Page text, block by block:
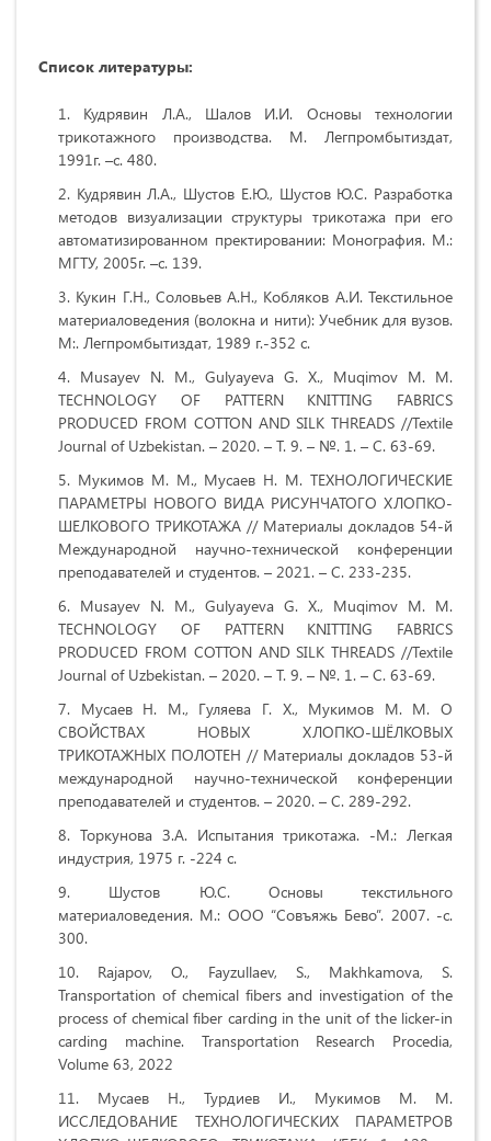
Список литературы:
Кудрявин Л.А., Шалов И.И. Основы технологии
трикотажного производства. М. Легпромбытиздат,
1991г. –с. 480.
Кудрявин Л.А., Шустов Е.Ю., Шустов Ю.С. Разработка
методов визуализации структуры трикотажа при его
автоматизированном пректировании: Монография. М.:
МГТУ, 2005г. –с. 139.
Кукин Г.Н., Соловьев А.Н., Кобляков А.И. Текстильное
материаловедения (волокна и нити): Учебник для вузов.
М:. Легпромбытиздат, 1989 г.-352 с.
Musayev N. M., Gulyayeva G. X., Muqimov M. M.
TECHNOLOGY OF PATTERN KNITTING FABRICS
PRODUCED FROM COTTON AND SILK THREADS //Textile
Journal of Uzbekistan. – 2020. – Т. 9. – №. 1. – С. 63-69.
Мукимов М. М., Мусаев Н. М. ТЕХНОЛОГИЧЕСКИЕ
ПАРАМЕТРЫ НОВОГО ВИДА РИСУНЧАТОГО ХЛОПКО-
ШЕЛКОВОГО ТРИКОТАЖА // Материалы докладов 54-й
Международной научно-технической конференции
преподавателей и студентов. – 2021. – С. 233-235.
Musayev N. M., Gulyayeva G. X., Muqimov M. M.
TECHNOLOGY OF PATTERN KNITTING FABRICS
PRODUCED FROM COTTON AND SILK THREADS //Textile
Journal of Uzbekistan. – 2020. – Т. 9. – №. 1. – С. 63-69.
Мусаев Н. М., Гуляева Г. Х., Мукимов М. М. О
СВОЙСТВАХ НОВЫХ ХЛОПКО-ШЁЛКОВЫХ
ТРИКОТАЖНЫХ ПОЛОТЕН // Материалы докладов 53-й
международной научно-технической конференции
преподавателей и студентов. – 2020. – С. 289-292.
Торкунова З.А. Испытания трикотажа. -М.: Легкая
индустрия, 1975 г. -224 с.
Шустов Ю.С. Основы текстильного
материаловедения. М.: ООО “Совъяжь Бево”. 2007. -с.
300.
Rajapov, O., Fayzullaev, S., Makhkamova, S.
Transportation of chemical fibers and investigation of the
process of chemical fiber carding in the unit of the licker-in
carding machine. Transportation Research Procedia,
Volume 63, 2022
Мусаев Н., Турдиев И., Мукимов М. М.
ИССЛЕДОВАНИЕ ТЕХНОЛОГИЧЕСКИХ ПАРАМЕТРОВ